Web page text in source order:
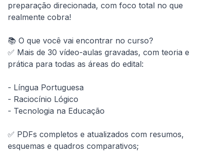
preparação direcionada, com foco total no que
realmente cobra!
📚 O que você vai encontrar no curso?
✅ Mais de 30 vídeo-aulas gravadas, com teoria e
prática para todas as áreas do edital:
- Língua Portuguesa
- Raciocínio Lógico
- Tecnologia na Educação
✅ PDFs completos e atualizados com resumos,
esquemas e quadros comparativos;